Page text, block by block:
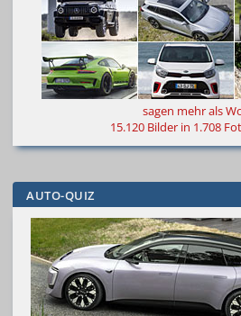
sagen mehr als
15.120 Bilder in 1.708
AUTO-QUIZ